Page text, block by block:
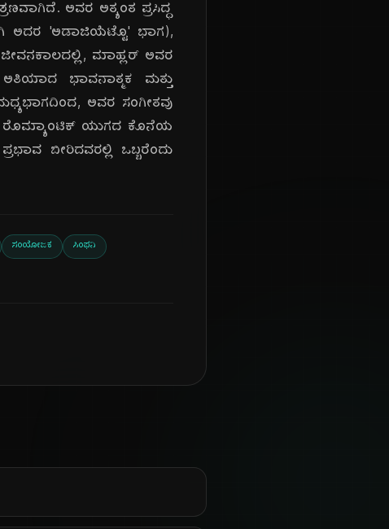
ಅವರ ಅತ್ಯಂತ ಪ್ರಸಿದ್ಧ
ಅದರ 'ಅಡಾಜಿಯೆಟ್ಟೊ' ಭಾಗ),
ಜೀವನಕಾಲದಲ್ಲಿ, ಮಾಹ್ಲರ್ ಅವರ
ಭಾವನಾತ್ಮಕ ಮತ್ತು
ಅವರ ಸಂಗೀತವು
ರೊಮ್ಯಾಂಟಿಕ್ ಯುಗದ ಕೊನೆಯ
ಬೀರಿದವರಲ್ಲಿ ಒಬ್ಬರೆಂದು
ಸಂಯೋಜಕ ಸಿಂಫನಿ